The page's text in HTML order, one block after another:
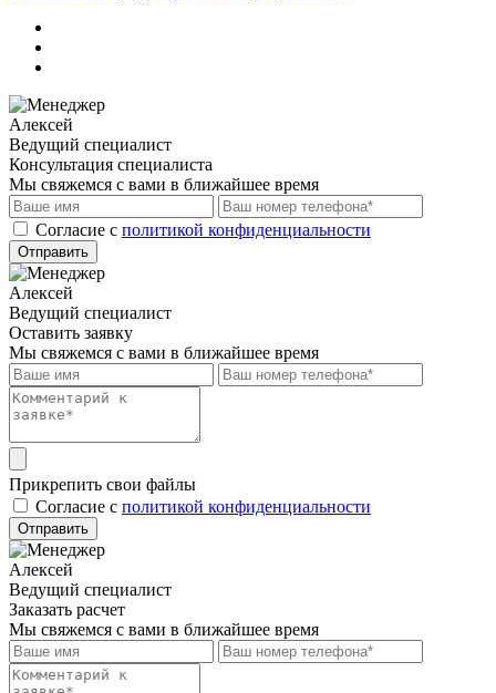
Алексей
Ведущий специалист
Консультация специалиста
Мы свяжемся с вами в ближайшее время
Cогласие с политикой конфиденциальности
Отправить
Алексей
Ведущий специалист
Оставить заявку
Мы свяжемся с вами в ближайшее время
Прикрепить свои файлы
Cогласие с политикой конфиденциальности
Отправить
Алексей
Ведущий специалист
Заказать расчет
Мы свяжемся с вами в ближайшее время